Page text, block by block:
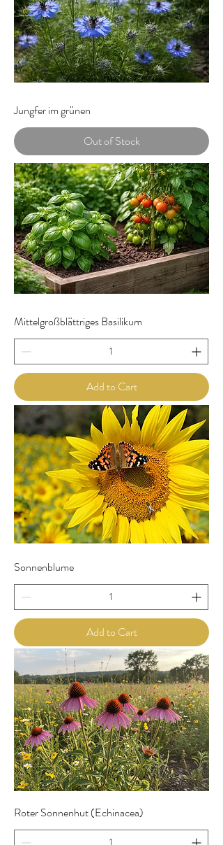
Jungfer im grünen
Out of Stock
Mittelgroßblättriges Basilikum
Add to Cart
Sonnenblume
Add to Cart
Roter Sonnenhut (Echinacea)